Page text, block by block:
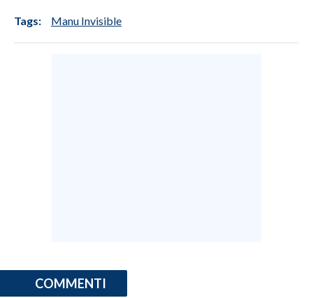
Tags: Manu Invisible
COMMENTI